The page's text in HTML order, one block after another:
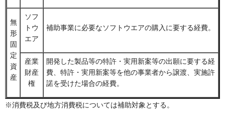
無
形
固
定
資
産
ソフ
トウ
エア
補助事業に必要なソフトウエアの購入に要する経費。
産業
財産
権
開発した製品等の特許・実用新案等の出願に要する経
費、特許・実用新案等を他の事業者から譲渡、実施許
諾を受けた場合の経費。
※消費税及び地方消費税については補助対象とする。